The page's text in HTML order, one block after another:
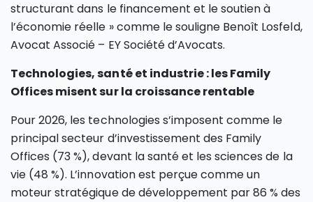
structurant dans le financement et le soutien à
l’économie réelle » comme le souligne Benoît Losfeld,
Avocat Associé – EY Société d’Avocats.
Technologies, santé et industrie : les Family
Offices misent sur la croissance rentable
Pour 2026, les technologies s’imposent comme le
principal secteur d’investissement des Family
Offices (73 %), devant la santé et les sciences de la
vie (48 %). L’innovation est perçue comme un
moteur stratégique de développement par 86 % des